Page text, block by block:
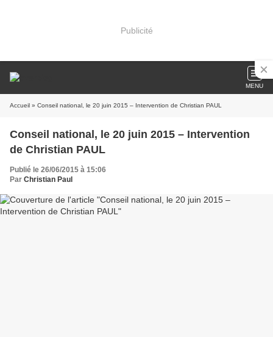
Publicité
MENU
Accueil » Conseil national, le 20 juin 2015 – Intervention de Christian PAUL
Conseil national, le 20 juin 2015 – Intervention
de Christian PAUL
Publié le 26/06/2015 à 15:06
Par Christian Paul